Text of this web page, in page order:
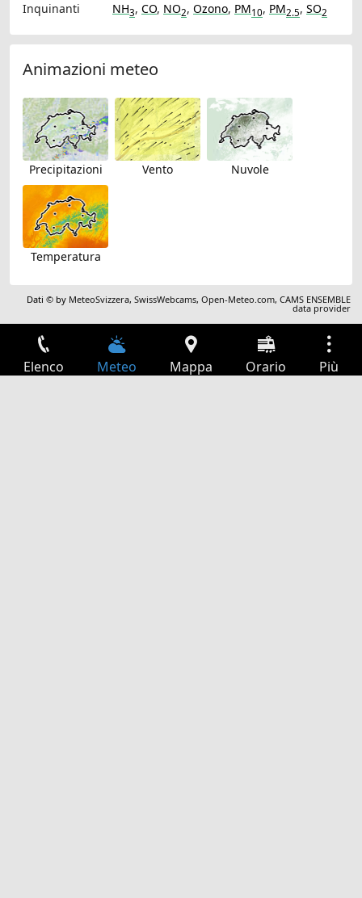
Inquinanti
NH3, CO, NO2, Ozono, PM10, PM2.5, SO2
Animazioni meteo
Precipitazioni Vento Nuvole
Temperatura
Dati © by MeteoSvizzera,SwissWebcams,Open-Meteo.com,CAMS ENSEMBLE
data provider
Elenco Meteo Mappa Orario Più